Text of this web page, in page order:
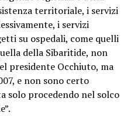
territoriale, i servizi
i servizi
su ospedali, come quelli
della Sibaritide, non
presidente Occhiuto, ma
e non sono certo
solo procedendo nel solco